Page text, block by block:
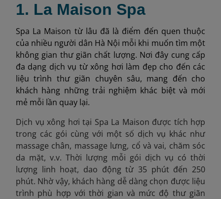
1. La Maison Spa
Spa La Maison từ lâu đã là điểm đến quen thuộc
của nhiều người dân Hà Nội mỗi khi muốn tìm một
không gian thư giãn chất lượng. Nơi đây cung cấp
đa dạng dịch vụ từ xông hơi làm đẹp cho đến các
liệu trình thư giãn chuyên sâu, mang đến cho
khách hàng những trải nghiệm khác biệt và mới
mẻ mỗi lần quay lại.
Dịch vụ xông hơi tại Spa La Maison được tích hợp
trong các gói cùng với một số dịch vụ khác như
massage chân, massage lưng, cổ và vai, chăm sóc
da mặt, v.v. Thời lượng mỗi gói dịch vụ có thời
lượng linh hoạt, dao động từ 35 phút đến 250
phút. Nhờ vậy, khách hàng dễ dàng chọn được liệu
trình phù hợp với thời gian và mức độ thư giãn